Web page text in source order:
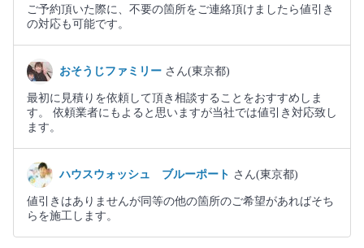
ご予約頂いた際に、不要の箇所をご連絡頂けましたら値引き
の対応も可能です。
おそうじファミリー さん(東京都)
最初に見積りを依頼して頂き相談することをおすすめしま
す。 依頼業者にもよると思いますが当社では値引き対応致し
ます。
ハウスウォッシュ ブルーポート さん(東京都)
値引きはありませんが同等の他の箇所のご希望があればそち
らを施工します。